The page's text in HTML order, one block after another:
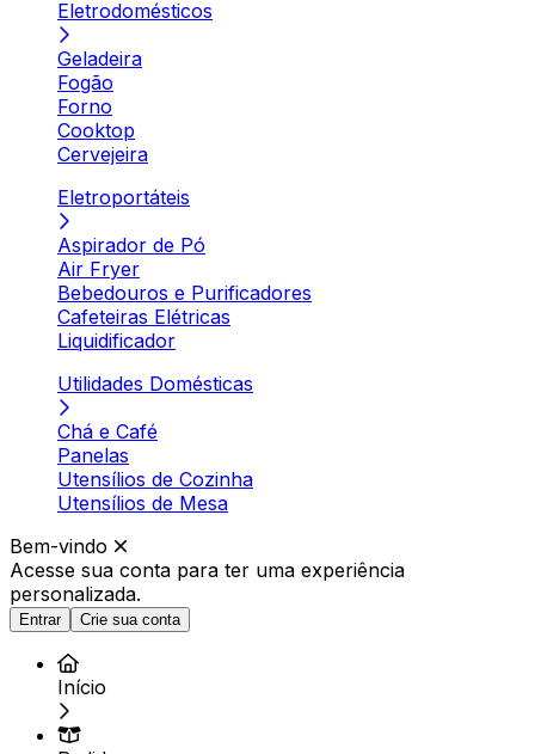
Eletrodomésticos
Geladeira
Fogão
Forno
Cooktop
Cervejeira
Eletroportáteis
Aspirador de Pó
Air Fryer
Bebedouros e Purificadores
Cafeteiras Elétricas
Liquidificador
Utilidades Domésticas
Chá e Café
Panelas
Utensílios de Cozinha
Utensílios de Mesa
Bem-vindo
Acesse sua conta para ter uma experiência
personalizada.
Entrar Crie sua conta
Início